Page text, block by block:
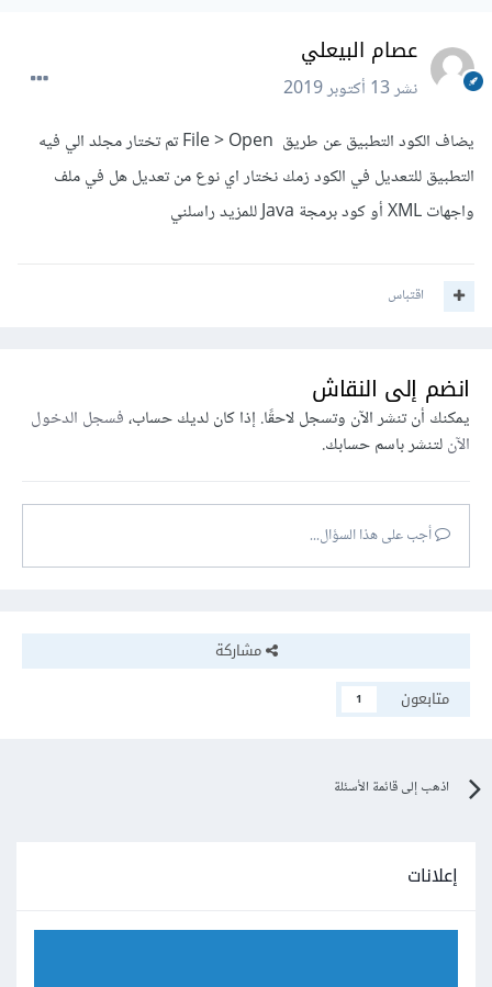
عصام البيعلي
نشر13 أكتوبر 2019
يضاف الكود التطبيق عن طريق File > Open تم تختار مجلد الي فيه
التطبيق للتعديل في الكود زمك نختار اي نوع من تعديل هل في ملف
واجهات XML أو كود برمجة Java للمزيد راسلني
اقتباس
انضم إلى النقاش
يمكنك أن تنشر الآن وتسجل لاحقًا. إذا كان لديك حساب،فسجل الدخول
الآنلتنشر باسم حسابك.
أجب على هذا السؤال...
مشاركة
متابعون
1
اذهب إلى قائمة الأسئلة
إعلانات